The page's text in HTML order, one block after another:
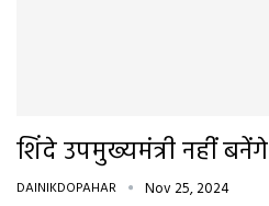
शिंदे उपमुख्यमंत्री नहीं बनेंगे
DAINIKDOPAHAR Nov 25, 2024